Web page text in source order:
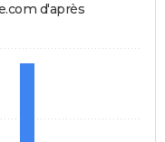
d'après